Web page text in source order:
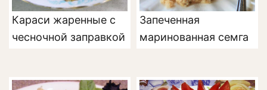
Караси жаренные с
чесночной заправкой
Запеченная
маринованная семга